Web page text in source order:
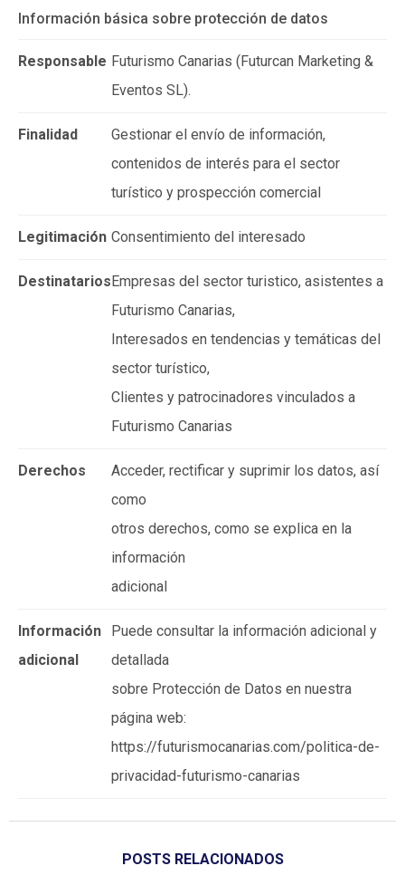
Información básica sobre protección de datos
Responsable Futurismo Canarias (Futurcan Marketing &
Eventos SL).
Finalidad
Gestionar el envío de información,
contenidos de interés para el sector
turístico y prospección comercial
Legitimación Consentimiento del interesado
Destinatarios Empresas del sector turistico, asistentes a
Futurismo Canarias,
Interesados en tendencias y temáticas del
sector turístico,
Clientes y patrocinadores vinculados a
Futurismo Canarias
Derechos
Acceder, rectificar y suprimir los datos, así
como
otros derechos, como se explica en la
información
adicional
Información
adicional
Puede consultar la información adicional y
detallada
sobre Protección de Datos en nuestra
página web:
https://futurismocanarias.com/politica-de-
privacidad-futurismo-canarias
POSTS RELACIONADOS